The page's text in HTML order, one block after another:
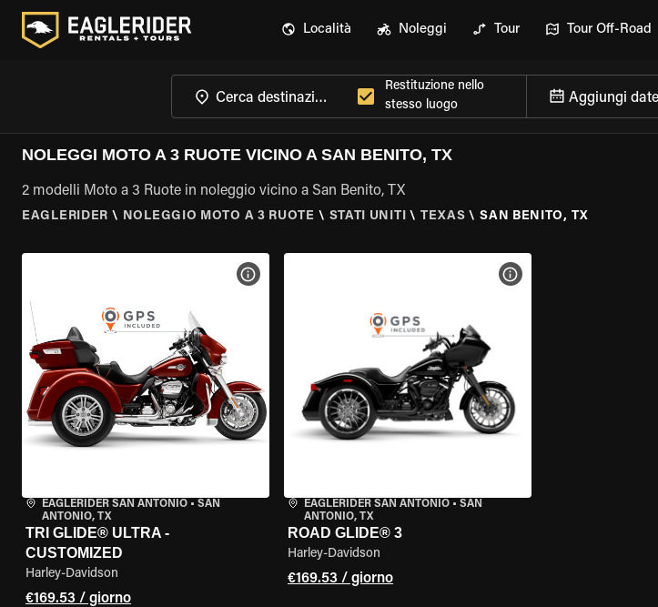
Località Noleggi Tour Tour Off-Road
Restituzione nello
stesso luogo
Aggiungi date
NOLEGGI MOTO A 3 RUOTE VICINO A SAN BENITO, TX
2 modelli Moto a 3 Ruote in noleggio vicino a San Benito, TX
EAGLERIDER \ NOLEGGIO MOTO A 3 RUOTE \ STATI UNITI \ TEXAS \ SAN BENITO, TX
EAGLERIDER SAN ANTONIO • SAN
ANTONIO, TX
TRI GLIDE® ULTRA -
CUSTOMIZED
Harley-Davidson
€169.53 / giorno
VISUALIZZA SPECIFICHE DELLA MOTO
EAGLERIDER SAN ANTONIO• SAN
ANTONIO, TX
ROAD GLIDE® 3
Harley-Davidson
€169.53 / giorno
VISUALIZZA SPECIFICHE